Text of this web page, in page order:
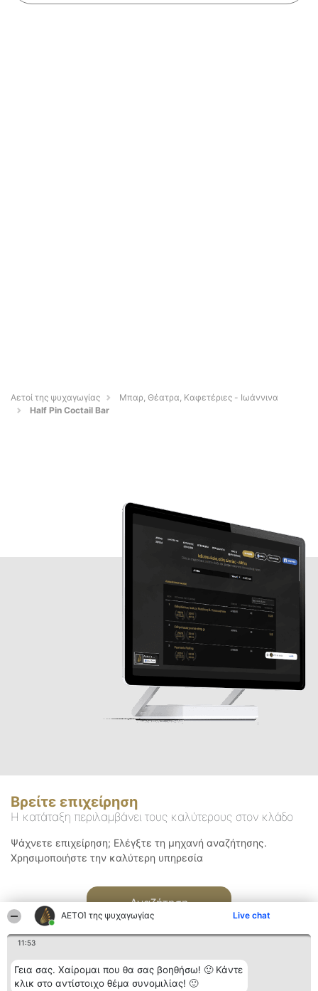
ΑΕΤΟΊ της ψυχαγωγίας Live chat
11:53
Γεια σας. Χαίρομαι που θα σας βοηθήσω! 🙂 Κάντε
κλικ στο αντίστοιχο θέμα συνομιλίας! 🙂
Αετοί της ψυχαγωγίας
Μπαρ, Θέατρα, Καφετέριες - Ιωάννινα
Half Pin Coctail Bar
Βρείτε επιχείρηση
Η κατάταξη περιλαμβάνει τους καλύτερους στον κλάδο
Ψάχνετε επιχείρηση; Ελέγξτε τη μηχανή αναζήτησης.
Χρησιμοποιήστε την καλύτερη υπηρεσία
Αναζήτηση